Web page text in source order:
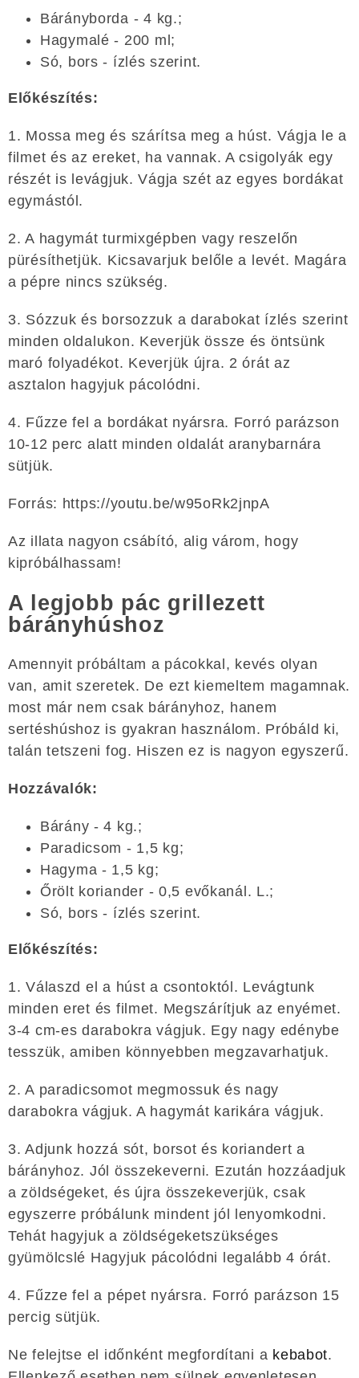
Bárányborda - 4 kg.;
Hagymalé - 200 ml;
Só, bors - ízlés szerint.
Előkészítés:
1. Mossa meg és szárítsa meg a húst. Vágja le a
filmet és az ereket, ha vannak. A csigolyák egy
részét is levágjuk. Vágja szét az egyes bordákat
egymástól.
2. A hagymát turmixgépben vagy reszelőn
pürésíthetjük. Kicsavarjuk belőle a levét. Magára
a pépre nincs szükség.
3. Sózzuk és borsozzuk a darabokat ízlés szerint
minden oldalukon. Keverjük össze és öntsünk
maró folyadékot. Keverjük újra. 2 órát az
asztalon hagyjuk pácolódni.
4. Fűzze fel a bordákat nyársra. Forró parázson
10-12 perc alatt minden oldalát aranybarnára
sütjük.
Forrás: https://youtu.be/w95oRk2jnpA
Az illata nagyon csábító, alig várom, hogy
kipróbálhassam!
A legjobb pác grillezett
bárányhúshoz
Amennyit próbáltam a pácokkal, kevés olyan
van, amit szeretek. De ezt kiemeltem magamnak.
most már nem csak bárányhoz, hanem
sertéshúshoz is gyakran használom. Próbáld ki,
talán tetszeni fog. Hiszen ez is nagyon egyszerű.
Hozzávalók:
Bárány - 4 kg.;
Paradicsom - 1,5 kg;
Hagyma - 1,5 kg;
Őrölt koriander - 0,5 evőkanál. L.;
Só, bors - ízlés szerint.
Előkészítés:
1. Válaszd el a húst a csontoktól. Levágtunk
minden eret és filmet. Megszárítjuk az enyémet.
3-4 cm-es darabokra vágjuk. Egy nagy edénybe
tesszük, amiben könnyebben megzavarhatjuk.
2. A paradicsomot megmossuk és nagy
darabokra vágjuk. A hagymát karikára vágjuk.
3. Adjunk hozzá sót, borsot és koriandert a
bárányhoz. Jól összekeverni. Ezután hozzáadjuk
a zöldségeket, és újra összekeverjük, csak
egyszerre próbálunk mindent jól lenyomkodni.
Tehát hagyjuk a zöldségeketszükséges
gyümölcslé Hagyjuk pácolódni legalább 4 órát.
4. Fűzze fel a pépet nyársra. Forró parázson 15
percig sütjük.
Ne felejtse el időnként megfordítani a kebabot.